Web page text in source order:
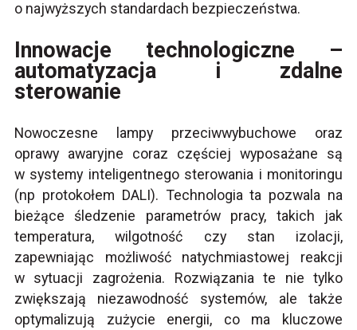
o najwyższych standardach bezpieczeństwa.
Innowacje technologiczne –
automatyzacja i zdalne
sterowanie
Nowoczesne lampy przeciwwybuchowe oraz
oprawy awaryjne coraz częściej wyposażane są
w systemy inteligentnego sterowania i monitoringu
(np protokołem DALI). Technologia ta pozwala na
bieżące śledzenie parametrów pracy, takich jak
temperatura, wilgotność czy stan izolacji,
zapewniając możliwość natychmiastowej reakcji
w sytuacji zagrożenia. Rozwiązania te nie tylko
zwiększają niezawodność systemów, ale także
optymalizują zużycie energii, co ma kluczowe